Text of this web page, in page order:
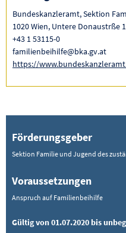
Bundeskanzleramt, Sektion
1020 Wien, Untere Donaustrße
+43 1 53115-0
familienbeihilfe@bka.gv.at
https://
Förderungsgeber
Sektion Familie und Jugend des
Voraussetzungen
Anspruch auf Familienbeihilfe
Gültig von 01.07.2020 bis